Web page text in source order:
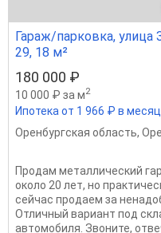
Гараж/парковка,
29, 18 м²
180 000 ₽
10 000 ₽ за м2
Ипотека от 1 966 ₽ в месяц
Оренбургская область,
Продам металлический
около 20 лет, но
сейчас продаем за
Отличный вариант под
автомобиля. Звоните,